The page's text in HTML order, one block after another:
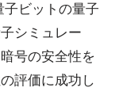
ビットの量子
シミュレー
号の安全性を
評価に成功し